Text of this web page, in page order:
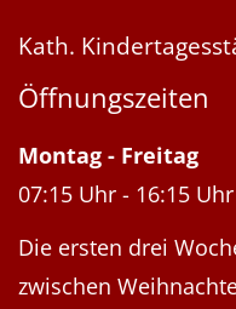
Kath.
Öffnungszeiten
Montag - Freitag
07:15 Uhr - 16:15 Uhr
Die ersten drei
zwischen